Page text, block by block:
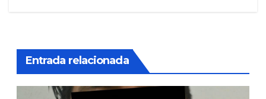
Entrada relacionada